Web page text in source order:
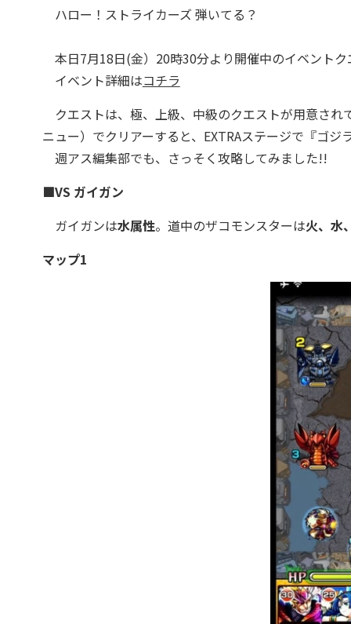
ハロー！ストライカーズ 弾いてる？
本日7月18日(金）20時30分より開催中のイベント
イベント詳細はコチラ
クエストは、極、上級、中級のクエストが用意さ
ニュー）でクリアーすると、EXTRAステージで『ゴ
週アス編集部でも、さっそく攻略してみました!!
■VS ガイガン
ガイガンは水属性。道中のザコモンスターは火、水
マップ1